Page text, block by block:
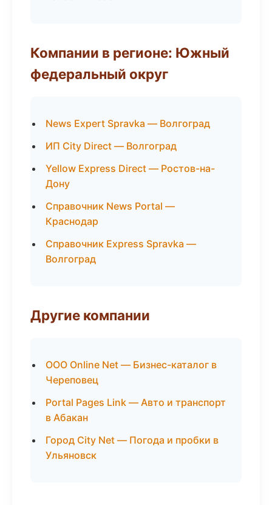
Компании в регионе: Южный
федеральный округ
News Expert Spravka — Волгоград
ИП City Direct — Волгоград
Yellow Express Direct — Ростов-на-
Дону
Справочник News Portal —
Краснодар
Справочник Express Spravka —
Волгоград
Другие компании
ООО Online Net — Бизнес-каталог в
Череповец
Portal Pages Link — Авто и транспорт
в Абакан
Город City Net — Погода и пробки в
Ульяновск